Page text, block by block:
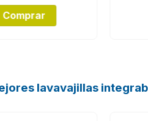
Comprar
lavavajillas